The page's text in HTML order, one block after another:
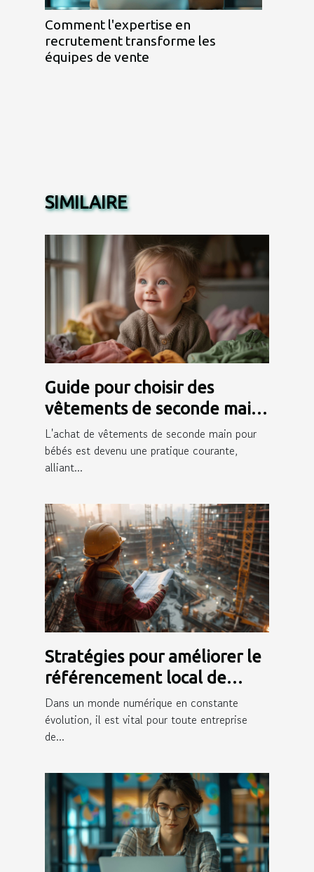
Comment l'expertise en
recrutement transforme les
équipes de vente
SIMILAIRE
Guide pour choisir des
vêtements de seconde main
pour bébés
L'achat de vêtements de seconde main pour
bébés est devenu une pratique courante,
alliant...
Stratégies pour améliorer le
référencement local de
votre entreprise de
construction
Dans un monde numérique en constante
évolution, il est vital pour toute entreprise
de...